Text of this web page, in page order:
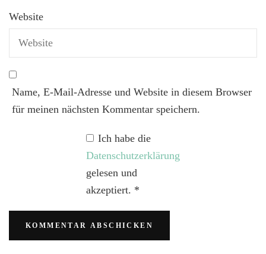
Website
Name, E-Mail-Adresse und Website in diesem Browser
für meinen nächsten Kommentar speichern.
Ich habe die
Datenschutzerklärung
gelesen und
akzeptiert. *